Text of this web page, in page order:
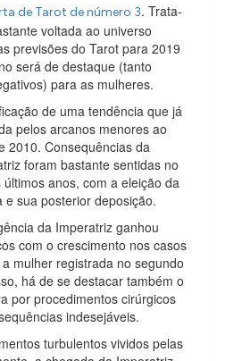
de Tarot de número 3. Trata-
voltada ao universo
previsões do Tarot para 2019
será de destaque (tanto
para as mulheres.
de uma tendência que já
pelos arcanos menores ao
2010. Consequências da
foram bastante sentidas no
anos, com a eleição da
e sua posterior deposição.
da Imperatriz ganhou
com o crescimento nos casos
mulher registrada no segundo
há de se destacar também o
por procedimentos cirúrgicos
indesejáveis.
turbulentos vividos pelas